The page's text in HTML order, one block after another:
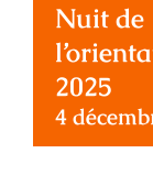
Nuit de
2025
4